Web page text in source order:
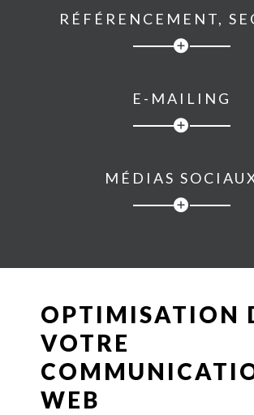
RÉFÉRENCEMENT,
E-MAILING
MÉDIAS
OPTIMISATION
VOTRE
WEB